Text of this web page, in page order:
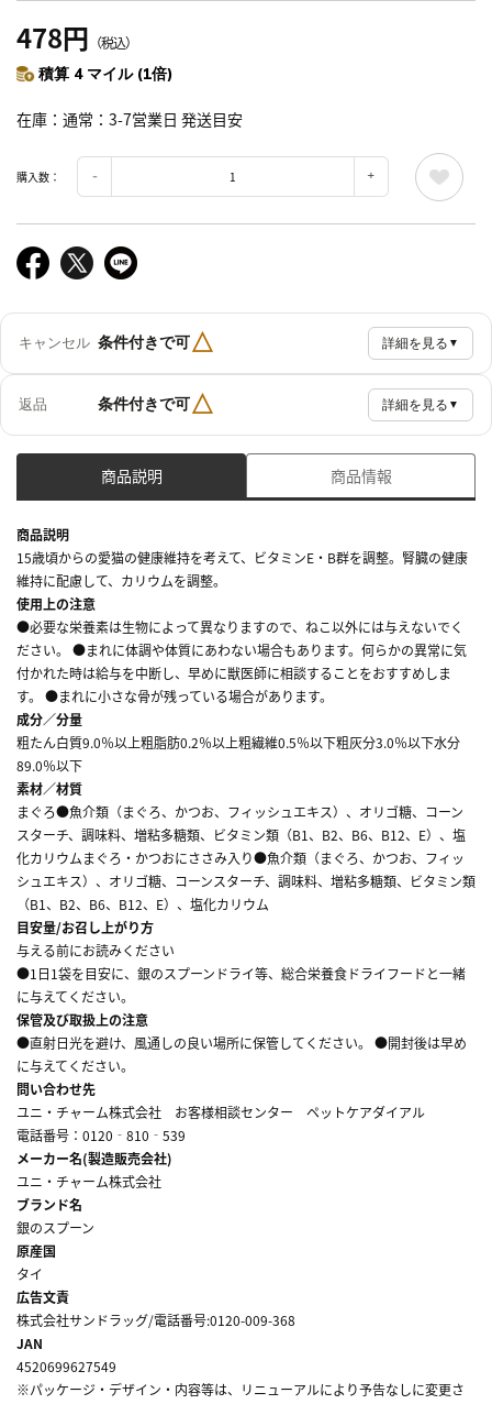
478円 （税込）
積算 4 マイル (1倍)
在庫 通常：3-7営業日 発送目安
購入数：
キャンセル 条件付きで可△ 詳細を見る ▼
返品 条件付きで可△ 詳細を見る ▼
商品説明 商品情報
商品説明
15歳頃からの愛猫の健康維持を考えて、ビタミンE・B群を調整。腎臓の健康
維持に配慮して、カリウムを調整。
使用上の注意
●必要な栄養素は生物によって異なりますので、ねこ以外には与えないでく
ださい。 ●まれに体調や体質にあわない場合もあります。何らかの異常に気
付かれた時は給与を中断し、早めに獣医師に相談することをおすすめしま
す。 ●まれに小さな骨が残っている場合があります。
成分／分量
粗たん白質9.0％以上粗脂肪0.2％以上粗繊維0.5％以下粗灰分3.0％以下水分
89.0％以下
素材／材質
まぐろ●魚介類（まぐろ、かつお、フィッシュエキス）、オリゴ糖、コーン
スターチ、調味料、増粘多糖類、ビタミン類（B1、B2、B6、B12、E）、塩
化カリウムまぐろ・かつおにささみ入り●魚介類（まぐろ、かつお、フィッ
シュエキス）、オリゴ糖、コーンスターチ、調味料、増粘多糖類、ビタミン類
（B1、B2、B6、B12、E）、塩化カリウム
目安量/お召し上がり方
与える前にお読みください
●1日1袋を目安に、銀のスプーンドライ等、総合栄養食ドライフードと一緒
に与えてください。
保管及び取扱上の注意
●直射日光を避け、風通しの良い場所に保管してください。 ●開封後は早め
に与えてください。
問い合わせ先
ユニ・チャーム株式会社 お客様相談センター ペットケアダイアル
電話番号：0120‐810‐539
メーカー名(製造販売会社)
ユニ・チャーム株式会社
ブランド名
銀のスプーン
原産国
タイ
広告文責
株式会社サンドラッグ/電話番号:0120-009-368
JAN
4520699627549
※パッケージ・デザイン・内容等は、リニューアルにより予告なしに変更さ